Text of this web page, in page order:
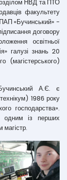
НВД та ПТО
факультету
«Бучинський» -
договору
освітньої
галузі знань 20
(магістерського)
А.Є. є
1986 року
господарства».
із перших
магістр.